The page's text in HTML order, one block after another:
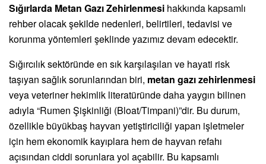
Sığırlarda Metan Gazı Zehirlenmesi hakkında kapsamlı
rehber olacak şekilde nedenleri, belirtileri, tedavisi ve
korunma yöntemleri şeklinde yazımız devam edecektir.
Sığırcılık sektöründe en sık karşılaşılan ve hayati risk
taşıyan sağlık sorunlarından biri, metan gazı zehirlenmesi
veya veteriner hekimlik literatüründe daha yaygın bilinen
adıyla “Rumen Şişkinliği (Bloat/Timpani)”dir. Bu durum,
özellikle büyükbaş hayvan yetiştiriciliği yapan işletmeler
için hem ekonomik kayıplara hem de hayvan refahı
açısından ciddi sorunlara yol açabilir. Bu kapsamlı